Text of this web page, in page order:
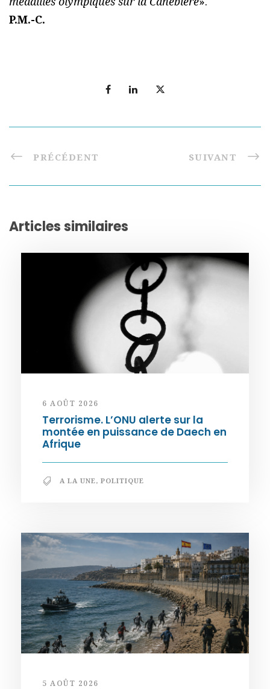
P.M.-C.
PRÉCÉDENT SUIVANT
Articles similaires
6 AOÛT 2026
Terrorisme. L’ONU alerte sur la
montée en puissance de Daech en
Afrique
A LA UNE, POLITIQUE
5 AOÛT 2026